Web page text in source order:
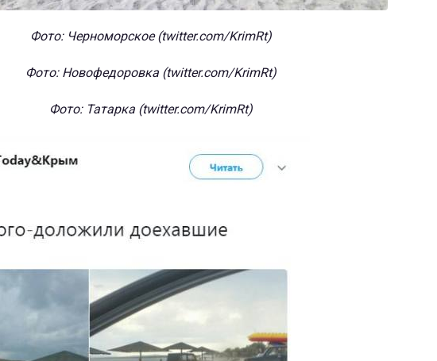
Фото: Черноморское (twitter.com/KrimRt)
Фото: Новофедоровка (twitter.com/KrimRt)
Фото: Татарка (twitter.com/KrimRt)